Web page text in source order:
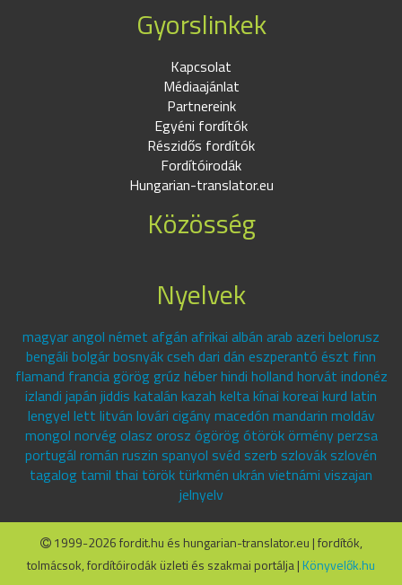
Gyorslinkek
Kapcsolat
Médiaajánlat
Partnereink
Egyéni fordítók
Részidős fordítók
Fordítóirodák
Hungarian-translator.eu
Közösség
Nyelvek
magyar angol német afgán afrikai albán arab azeri belorusz
bengáli bolgár bosnyák cseh dari dán eszperantó észt finn
flamand francia görög grúz héber hindi holland horvát indonéz
izlandi japán jiddis katalán kazah kelta kínai koreai kurd latin
lengyel lett litván lovári cigány macedón mandarin moldáv
mongol norvég olasz orosz ógörög ótörök örmény perzsa
portugál román ruszin spanyol svéd szerb szlovák szlovén
tagalog tamil thai török türkmén ukrán vietnámi viszajan
jelnyelv
1999-2026 fordit.hu és hungarian-translator.eu | fordítók,
tolmácsok, fordítóirodák üzleti és szakmai portálja | Könyvelők.hu